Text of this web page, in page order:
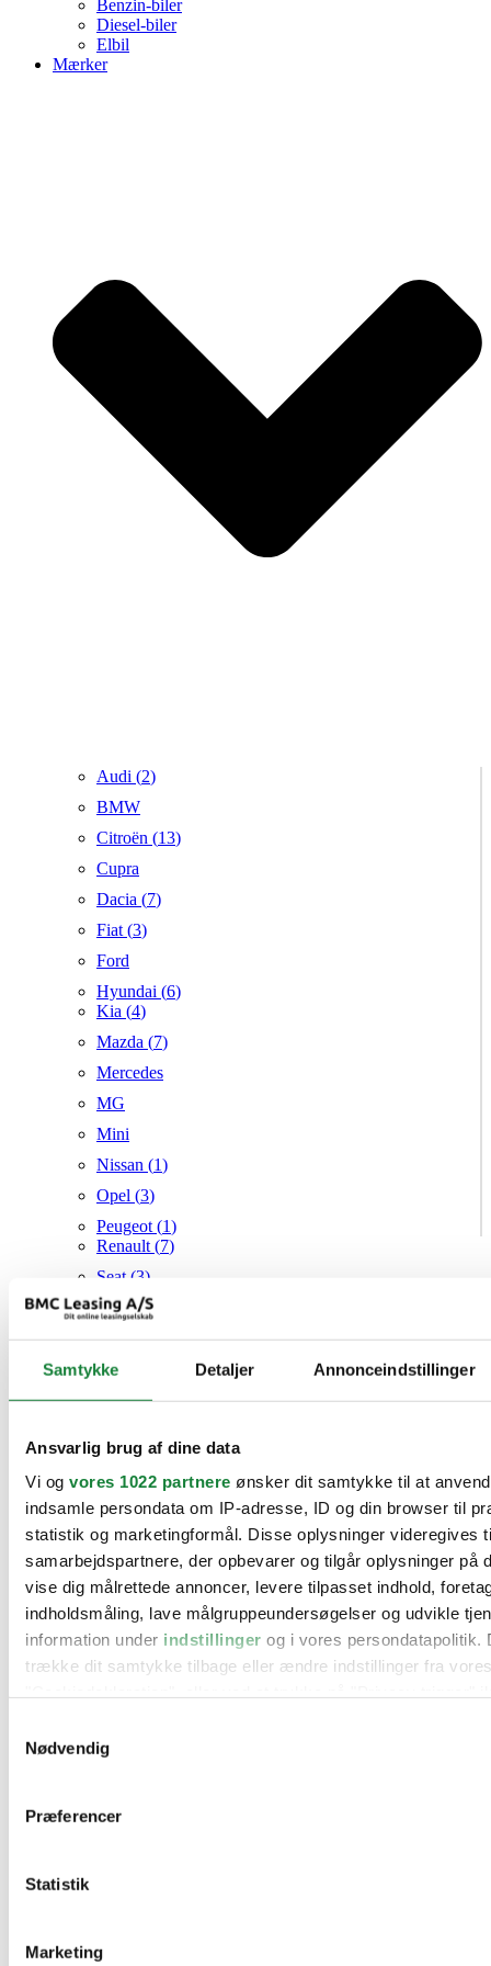
Samtykke Detaljer Annonceindstillinger
Ansvarlig brug af dine data
Vi og vores 1022 partnere ønsker dit samtykke til at
indsamle persondata om IP-adresse, ID og din browser til
statistik og marketingformål. Disse oplysninger videregives
samarbejdspartnere, der opbevarer og tilgår oplysninger på
vise dig målrettede annoncer, levere tilpasset indhold,
indholdsmåling, lave målgruppeundersøgelser og udvikle
information under indstillinger og i vores persondatapolitik.
trække dit samtykke tilbage eller ændre indstillinger fra
Hvis du tillader det, vil vi også gerne:
Identificere din enhed baseret på en scanning af
Dine valg anvendes på hele websitet.
Nødvendig
Præferencer
Statistik
Marketing
Benzin-biler
Diesel-biler
Elbil
Mærker
Audi (2)
BMW
Citroën (13)
Cupra
Dacia (7)
Fiat (3)
Ford
Hyundai (6)
Kia (4)
Mazda (7)
Mercedes
MG
Mini
Nissan (1)
Opel (3)
Peugeot (1)
Renault (7)
Seat (3)
Skoda (1
Suzuki
Tesla
Toyota
Audi
BMW
Citroën
Cupra
Dacia
Fiat
Ford
Hyundai
Mercedes
MG
Peugeot
Suzuki
Øvrige informationer